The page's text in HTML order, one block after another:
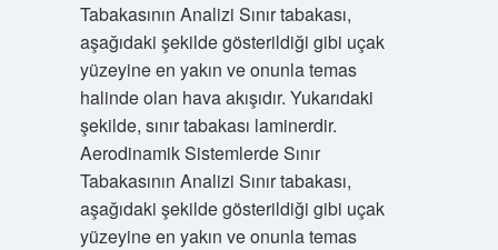
Tabakasının Analizi Sınır tabakası,
aşağıdaki şekilde gösterildiği gibi uçak
yüzeyine en yakın ve onunla temas
halinde olan hava akışıdır. Yukarıdaki
şekilde, sınır tabakası laminerdir.
Aerodinamik Sistemlerde Sınır
Tabakasının Analizi Sınır tabakası,
aşağıdaki şekilde gösterildiği gibi uçak
yüzeyine en yakın ve onunla temas